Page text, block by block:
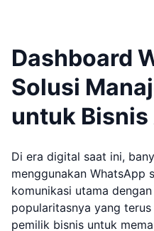
Dashboard
Solusi
untuk Bisnis
Di era digital saat ini,
menggunakan WhatsApp
komunikasi utama
popularitasnya yang
pemilik bisnis untuk